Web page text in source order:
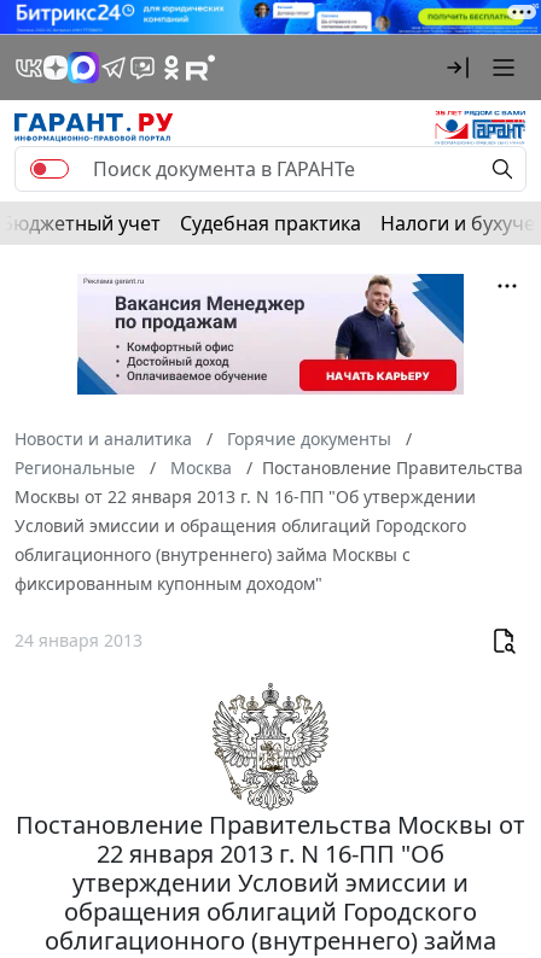
Бюджетный учет Судебная практика Налоги и
Новости и аналитика
Горячие документы
Региональные
Москва
Постановление Правительства
Москвы от 22 января 2013 г. N 16-ПП "Об утверждении
Условий эмиссии и обращения облигаций Городского
облигационного (внутреннего) займа Москвы с
фиксированным купонным доходом"
24 января 2013
Постановление Правительства Москвы от
22 января 2013 г. N 16-ПП "Об
утверждении Условий эмиссии и
обращения облигаций Городского
облигационного (внутреннего) займа